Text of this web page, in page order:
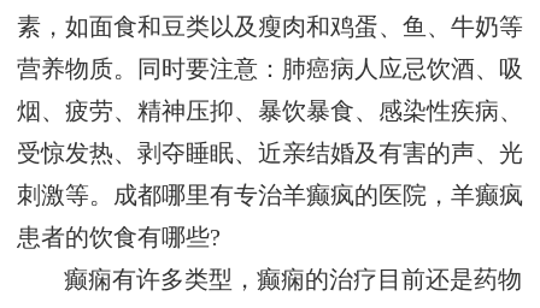
素，如面食和豆类以及瘦肉和鸡蛋、鱼、牛奶等
营养物质。同时要注意：肺癌病人应忌饮酒、吸
烟、疲劳、精神压抑、暴饮暴食、感染性疾病、
受惊发热、剥夺睡眠、近亲结婚及有害的声、光
刺激等。成都哪里有专治羊癫疯的医院，羊癫疯
患者的饮食有哪些?
癫痫有许多类型，癫痫的治疗目前还是药物